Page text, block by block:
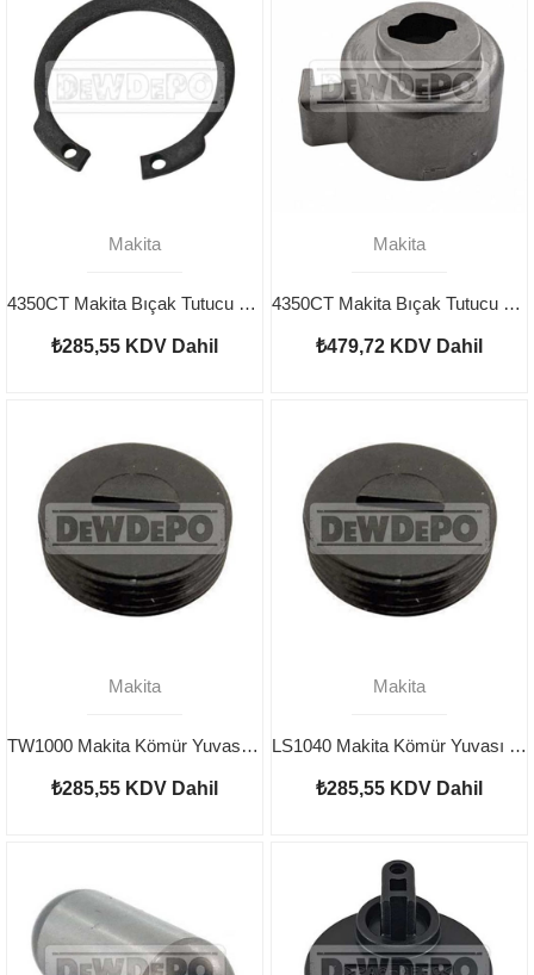
Makita
4350CT Makita Bıçak Tutucu Segman 962068-3
₺285,55 KDV Dahil
Makita
4350CT Makita Bıçak Tutucu 310136-0
₺479,72 KDV Dahil
Makita
TW1000 Makita Kömür Yuvası Kapağı 643650-4
₺285,55 KDV Dahil
Makita
LS1040 Makita Kömür Yuvası Kapağı 643650-4
₺285,55 KDV Dahil